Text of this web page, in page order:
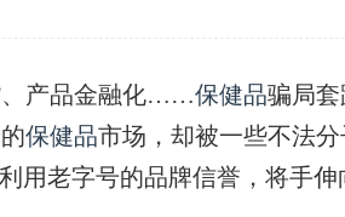
、产品金融化……保健品骗局
保健品市场，却被一些不法
用老字号的品牌信誉，将手伸